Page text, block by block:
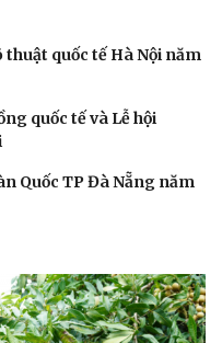
Đời sống
đẹp
quốc tế Hà Nội năm
quốc tế và Lễ hội
Quốc TP Đà Nẵng năm